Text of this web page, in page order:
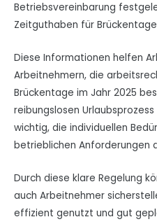
Betriebsvereinbarung
Zeitguthaben für
Diese Informationen helfen
Arbeitnehmern, die
Brückentage im Jahr 2025
reibungslosen
wichtig, die individuellen
betrieblichen Anforderungen
Durch diese klare Regelung
auch Arbeitnehmer
effizient genutzt und gut